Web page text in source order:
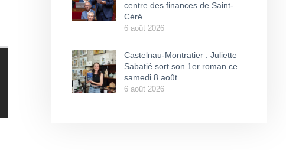
centre des finances de Saint-
Céré
6 août 2026
Castelnau-Montratier : Juliette
Sabatié sort son 1er roman ce
samedi 8 août
6 août 2026